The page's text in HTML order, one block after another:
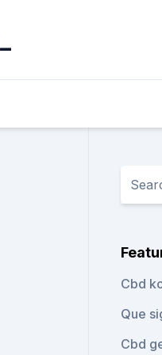
Cbd
Que
Cbd